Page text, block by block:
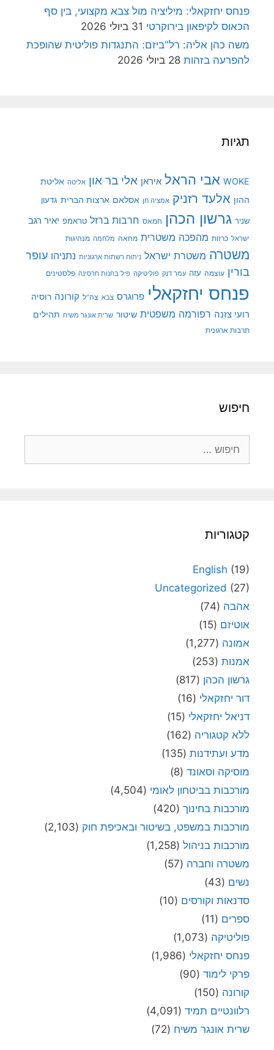
פנחס יחזקאלי: מיליציה מול צבא מקצועי, בין סף
הכאוס לקיפאון בירוקרטי 31 ביולי 2026
משה כהן אליה: רל"ביזם: התנגדות פוליטית שהופכת
להפרעה בזהות 28 ביולי 2026
תגיות
WOKE אבי הראל איראן אלי בר און אליטה אליטת
ההון אלעד רזניק אמציה חן אסלאם ארצות הברית גדעון
שניר גרשון הכהן חמאס חרבות ברזל טראמפ יאיר רגב
ישראל כרזות מהפכה משטרית מחאה מלחמה מנהיגות
משטרה משטרת ישראל ניתוח רשתות ארגוניות נתניהו עופר
בורין עוצמה עזה עמר דנק פוליטיקה פיל בחנות חרסינה פלסטינים
פנחס יחזקאלי פרוגרס צבא צה"ל קורונה רוסיה
רועי צזנה רפורמה משפטית שיטור שרית אונגר משיח תהילים
תרבות ארגונית
חיפוש
קטגוריות
English (19)
Uncategorized (27)
אהבה (74)
אוטיזם (15)
אמונה (1,277)
אמנות (253)
גרשון הכהן (817)
דור יחזקאלי (16)
דניאל יחזקאלי (15)
ללא קטגוריה (162)
מדע ועתידנות (135)
מוסיקה וסאונד (8)
מורכבות בביטחון לאומי (4,504)
מורכבות בחינוך (420)
מורכבות במשפט, בשיטור ובאכיפת חוק (2,103)
מורכבות בניהול (1,258)
משטרה וחברה (57)
נשים (43)
סדנאות וקורסים (10)
ספרים (11)
פוליטיקה (1,073)
פנחס יחזקאלי (1,986)
פרקי לימוד (90)
קורונה (150)
רלוונטיים תמיד (4,091)
שרית אונגר משיח (72)